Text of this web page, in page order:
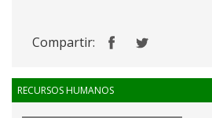
Compartir:
RECURSOS HUMANOS